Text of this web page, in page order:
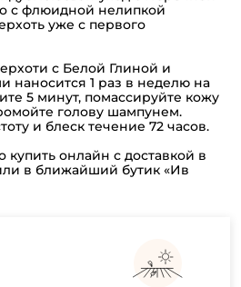
с флюидной нелипкой
уже с первого
с Белой Глиной и
наносится 1 раз в неделю на
5 минут, помассируйте кожу
голову шампунем.
и блеск течение 72 часов.
онлайн с доставкой в
в ближайший бутик «Ив